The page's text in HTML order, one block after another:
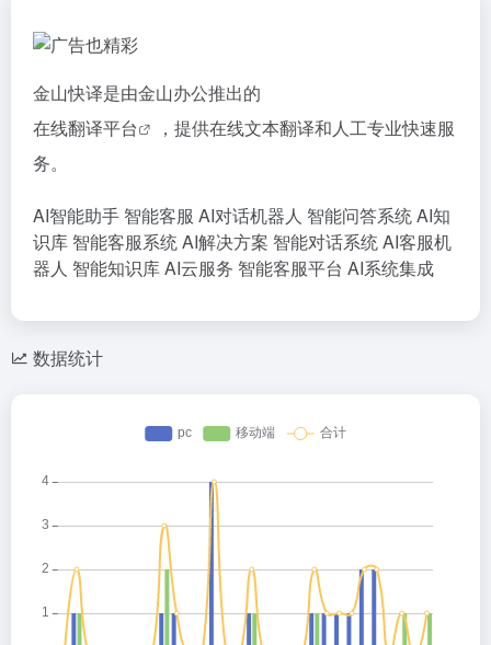
金山快译是由金山办公推出的
在线翻译平台
，提供在线文本翻译和人工专业快速服
务。
AI智能助手 智能客服 AI对话机器人 智能问答系统AI知
识库 智能客服系统AI解决方案 智能对话系统AI客服机
器人 智能知识库AI云服务 智能客服平台 AI系统集成
数据统计